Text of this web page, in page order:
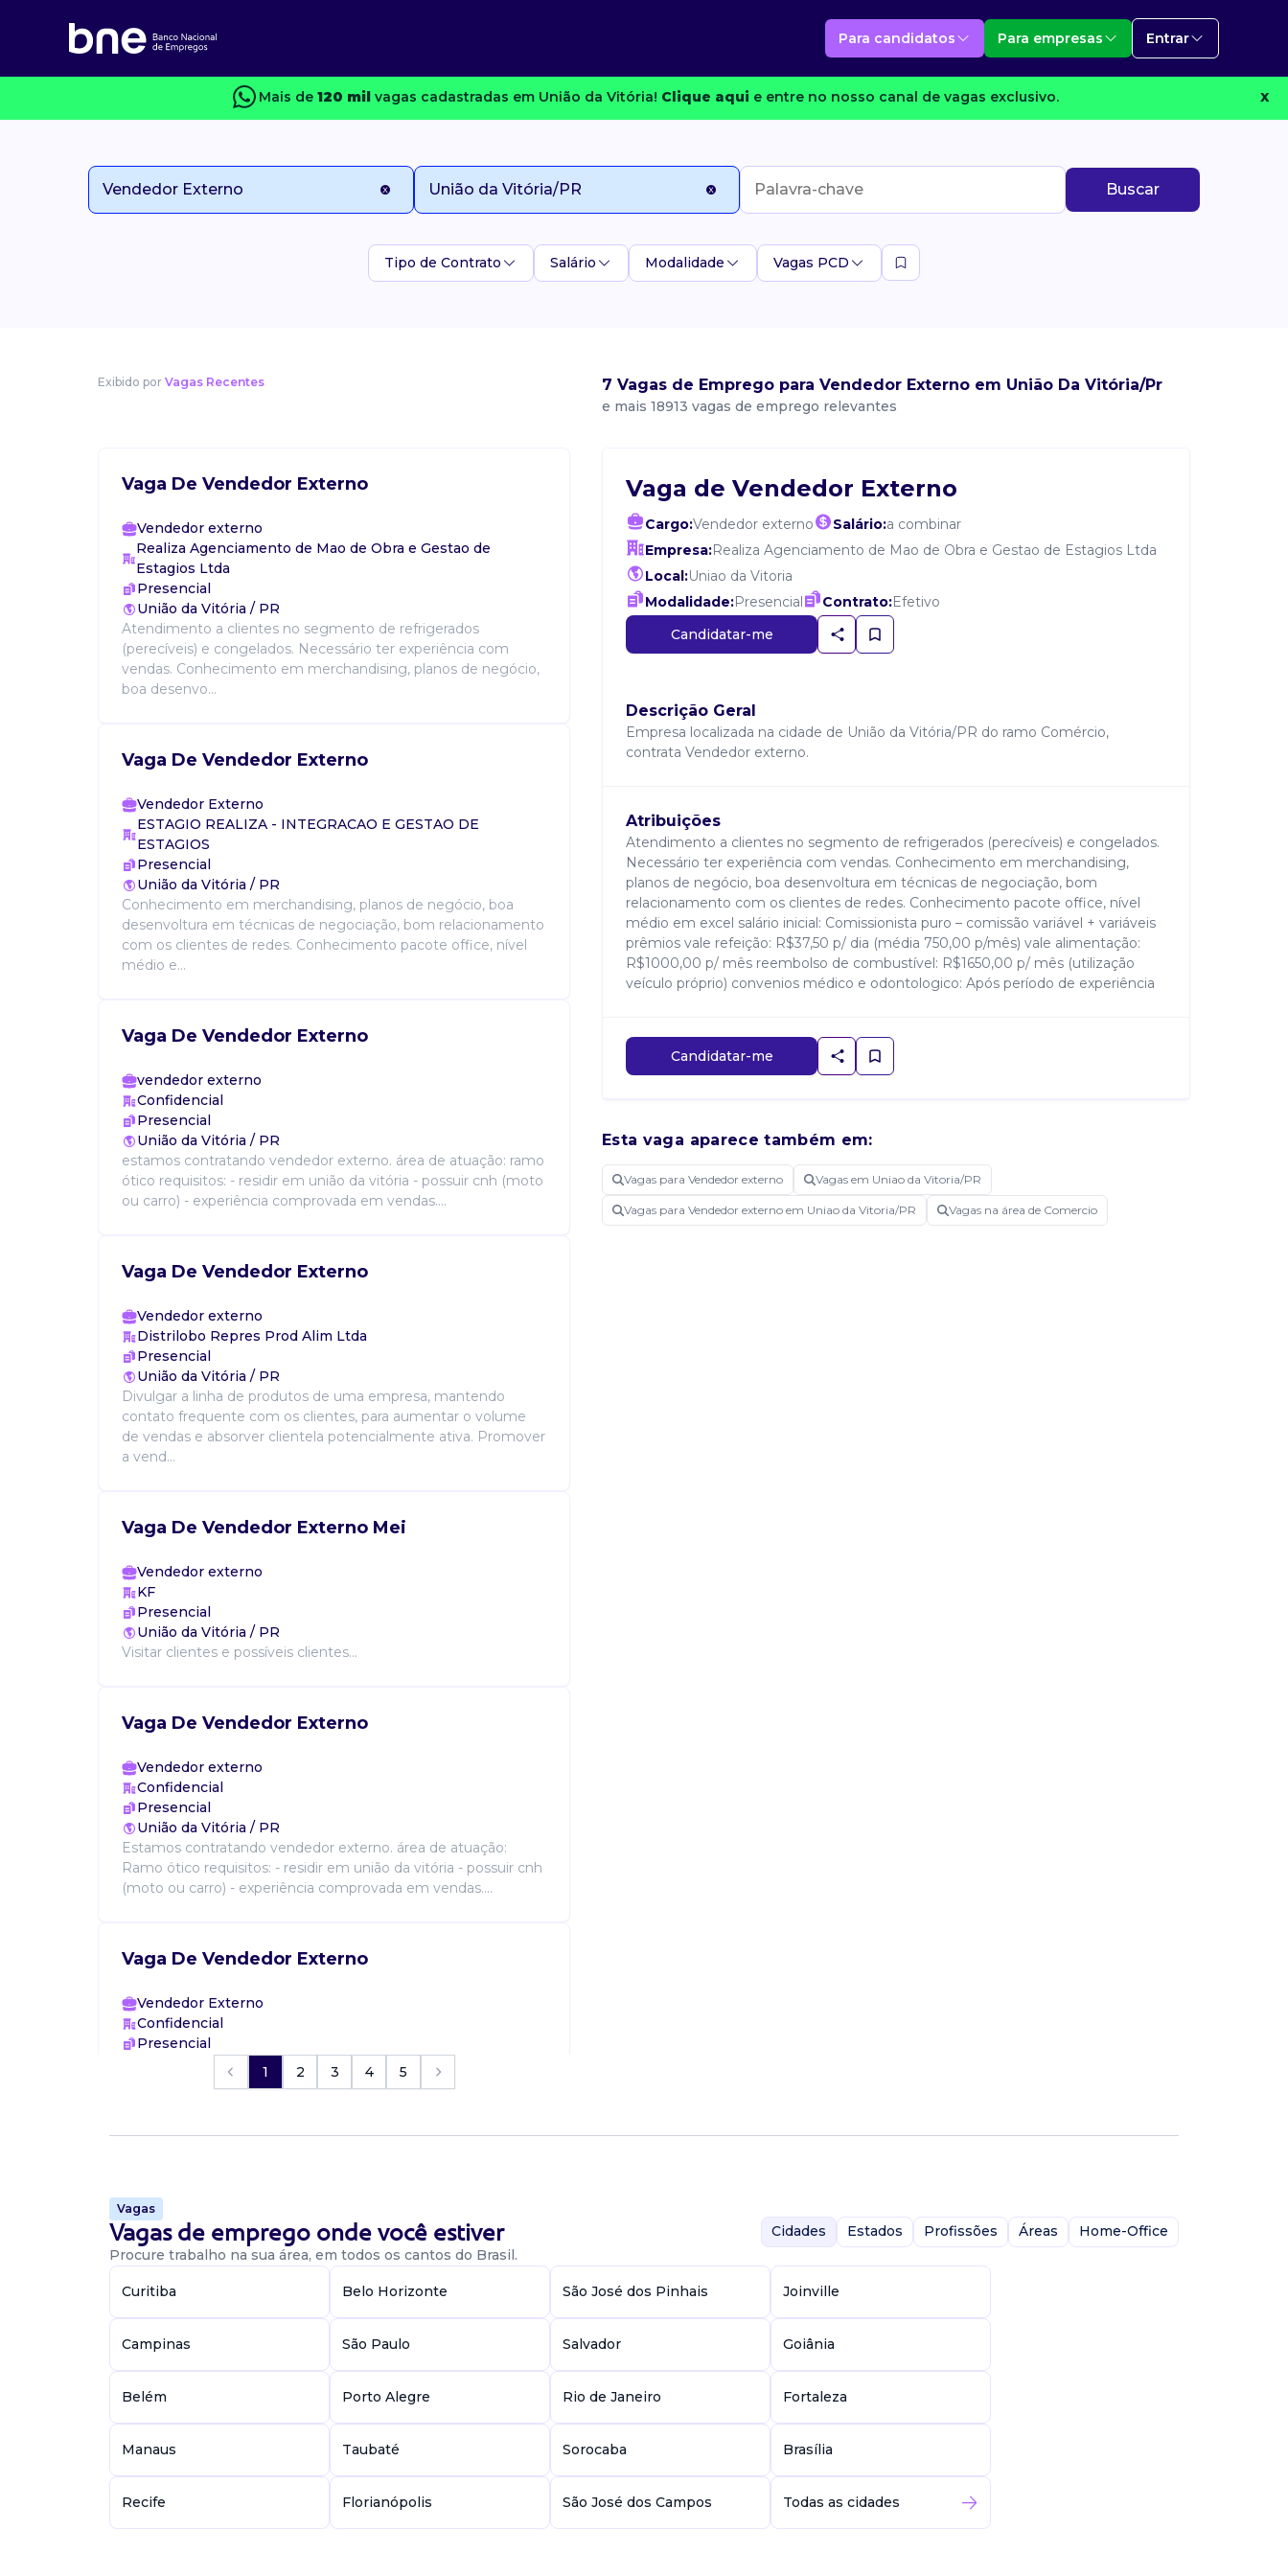
Para candidatos Para empresas Entrar
Mais de 120 milvagas cadastradas em União da Vitória! Clique aqui e entre no nosso canal de vagas exclusivo. X
Buscar
Tipo de Contrato Salário Modalidade Vagas PCD
Exibido por Vagas Recentes 7 Vagas de Emprego para Vendedor Externo em União Da Vitória/Pr
e mais 18913 vagas de emprego relevantes
Vaga De Vendedor Externo
Vendedor externo
Realiza Agenciamento de Mao de Obra e Gestao de
Estagios Ltda
Presencial
União da Vitória / PR
Atendimento a clientes no segmento de refrigerados
(perecíveis) e congelados. Necessário ter experiência com
vendas. Conhecimento em merchandising, planos de negócio,
boa desenvo...
Vaga De Vendedor Externo
Vendedor Externo
ESTAGIO REALIZA - INTEGRACAO E GESTAO DE
ESTAGIOS
Presencial
União da Vitória / PR
Conhecimento em merchandising, planos de negócio, boa
desenvoltura em técnicas de negociação, bom relacionamento
com os clientes de redes. Conhecimento pacote office, nível
médio e...
Vaga De Vendedor Externo
vendedor externo
Confidencial
Presencial
União da Vitória / PR
estamos contratando vendedor externo. área de atuação: ramo
ótico requisitos: - residir em união da vitória - possuir cnh (moto
ou carro) - experiência comprovada em vendas....
Vaga De Vendedor Externo
Vendedor externo
Distrilobo Repres Prod Alim Ltda
Presencial
União da Vitória / PR
Divulgar a linha de produtos de uma empresa, mantendo
contato frequente com os clientes, para aumentar o volume
de vendas e absorver clientela potencialmente ativa. Promover
a vend...
Vaga De Vendedor Externo Mei
Vendedor externo
KF
Presencial
União da Vitória / PR
Visitar clientes e possíveis clientes...
Vaga De Vendedor Externo
Vendedor externo
Confidencial
Presencial
União da Vitória / PR
Estamos contratando vendedor externo. área de atuação:
Ramo ótico requisitos: - residir em união da vitória - possuir cnh
(moto ou carro) - experiência comprovada em vendas....
Vaga De Vendedor Externo
Vendedor Externo
Confidencial
Presencial
União da Vitória / PR
Vaga De Vendedor
Vendedor externo
Confidencial
Roça Grande, Curitiba / PR
Empresa do ramo de varejo contrata vendedor com
experiência...
Vaga De Vendedor Externo
vendedor externo
Contrata Líder Soluções em RH
1 2 3 4 5
Vaga de Vendedor Externo
Cargo:Vendedor externo Salário:a combinar
Empresa:Realiza Agenciamento de Mao de Obra e Gestao de Estagios Ltda
Local:Uniao da Vitoria
Modalidade:Presencial Contrato:Efetivo
Candidatar-me
Descrição Geral
Empresa localizada na cidade de União da Vitória/PR do ramo Comércio,
contrata Vendedor externo.
Atribuições
Atendimento a clientes no segmento de refrigerados (perecíveis) e congelados.
Necessário ter experiência com vendas. Conhecimento em merchandising,
planos de negócio, boa desenvoltura em técnicas de negociação, bom
relacionamento com os clientes de redes. Conhecimento pacote office, nível
médio em excel salário inicial: Comissionista puro – comissão variável + variáveis
prêmios vale refeição: R$37,50 p/ dia (média 750,00 p/mês) vale alimentação:
R$1000,00 p/ mês reembolso de combustível: R$1650,00 p/ mês (utilização
veículo próprio) convenios médico e odontologico: Após período de experiência
Candidatar-me
Esta vaga aparece também em:
Vagas para Vendedor externo Vagas em Uniao da Vitoria/PR
Vagas para Vendedor externo em Uniao da Vitoria/PR Vagas na área de Comercio
Vagas
Vagas de emprego onde você estiver
Procure trabalho na sua área, em todos os cantos do Brasil.
Cidades Estados Profissões Áreas Home-Office
Curitiba Belo Horizonte São José dos Pinhais Joinville
Campinas São Paulo Salvador Goiânia
Belém Porto Alegre Rio de Janeiro Fortaleza
Manaus Taubaté Sorocaba Brasília
Recife Florianópolis São José dos Campos Todas as cidades